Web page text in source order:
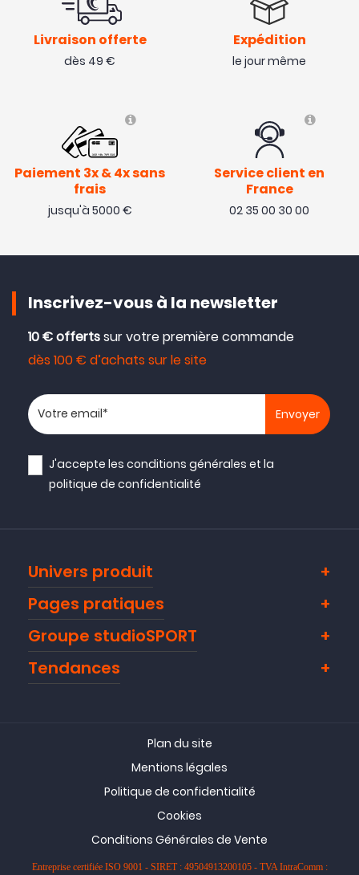
Livraison offerte
dès 49 €
Expédition
le jour même
Paiement 3x & 4x sans
frais
jusqu'à 5000 €
Service client en
France
02 35 00 30 00
Inscrivez-vous à la newsletter
10 € offertssur votre première commande
dès 100 € d’achats sur le site
Votre adresse email
J'accepte lesconditions générales et la
politique de confidentialité
Univers produit
Pages pratiques
Groupe studioSPORT
Tendances
Plan du site
Mentions légales
Politique de confidentialité
Cookies
Conditions Générales de Vente
Entreprise certifiée ISO 9001 - SIRET : 49504913200105 - TVA IntraComm :